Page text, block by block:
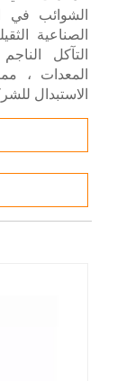
الشوائب في
الصناعية
التآكل
المعدات ،
الاستبدال